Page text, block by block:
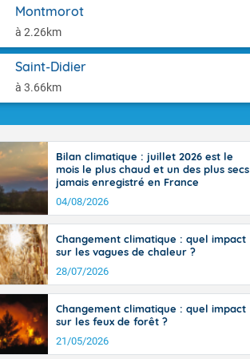
Montmorot
à 2.26km
Saint-Didier
à 3.66km
de-
sont
sont
un peu
du pays,
est le
salve
de bons
vent,
les deux
entre 11
sur les
l'intérieur
vallée de
Bilan climatique : juillet 2026 est le
mois le plus chaud et un des plus secs
jamais enregistré en France
04/08/2026
Changement climatique : quel impact
sur les vagues de chaleur ?
28/07/2026
Changement climatique : quel impact
sur les feux de forêt ?
21/05/2026